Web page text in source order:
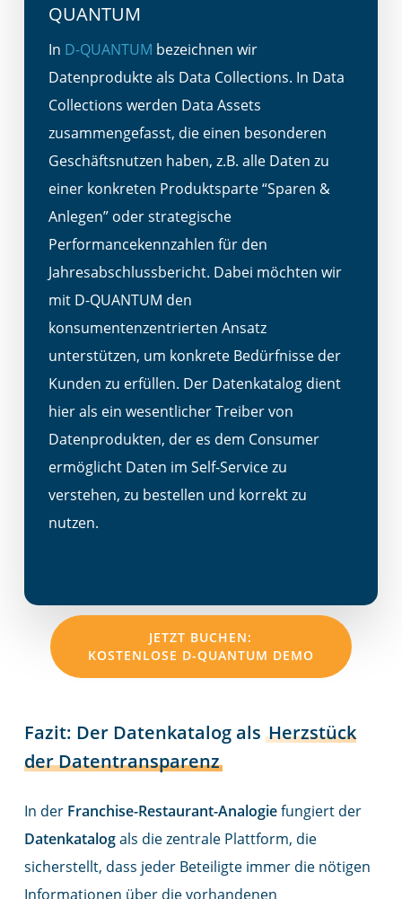
QUANTUM
In D-QUANTUM bezeichnen wir
Datenprodukte als Data Collections. In Data
Collections werden Data Assets
zusammengefasst, die einen besonderen
Geschäftsnutzen haben, z.B. alle Daten zu
einer konkreten Produktsparte “Sparen &
Anlegen” oder strategische
Performancekennzahlen für den
Jahresabschlussbericht. Dabei möchten wir
mit D-QUANTUM den
konsumentenzentrierten Ansatz
unterstützen, um konkrete Bedürfnisse der
Kunden zu erfüllen. Der Datenkatalog dient
hier als ein wesentlicher Treiber von
Datenprodukten, der es dem Consumer
ermöglicht Daten im Self-Service zu
verstehen, zu bestellen und korrekt zu
nutzen.
JETZT BUCHEN:
KOSTENLOSE D-QUANTUM DEMO
Fazit: Der Datenkatalog als Herzstück
der Datentransparenz
In der Franchise-Restaurant-Analogiefungiert der
Datenkatalogals die zentrale Plattform, die
sicherstellt, dass jeder Beteiligte immer die nötigen
Informationen über die vorhandenen